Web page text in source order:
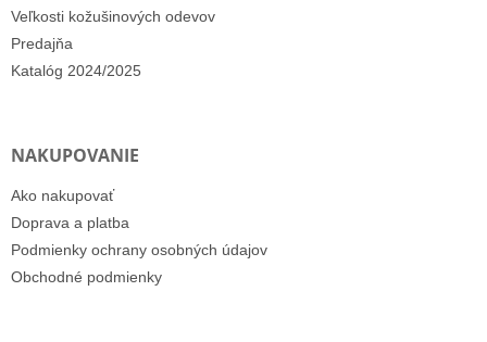
Veľkosti kožušinových odevov
Predajňa
Katalóg 2024/2025
NAKUPOVANIE
Ako nakupovať
Doprava a platba
Podmienky ochrany osobných údajov
Obchodné podmienky